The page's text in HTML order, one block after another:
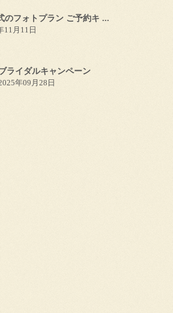
のフォトプラン ご予約キ ...
11月11日
ライダルキャンペーン
年09月28日